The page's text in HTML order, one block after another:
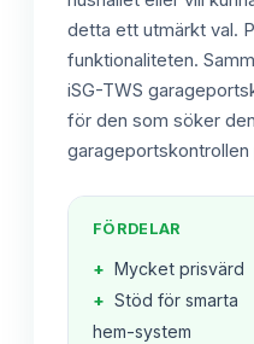
detta ett utmärkt val.
funktionaliteten.
iSG-TWS
för den som söker
garageportskontrollen
FÖRDELAR
+ Mycket prisvärd
+ Stöd för smarta
hem-system